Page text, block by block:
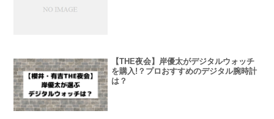
【THE夜会】岸優太がデジタルウォッチ
を購入!？プロおすすめのデジタル腕時計
は？